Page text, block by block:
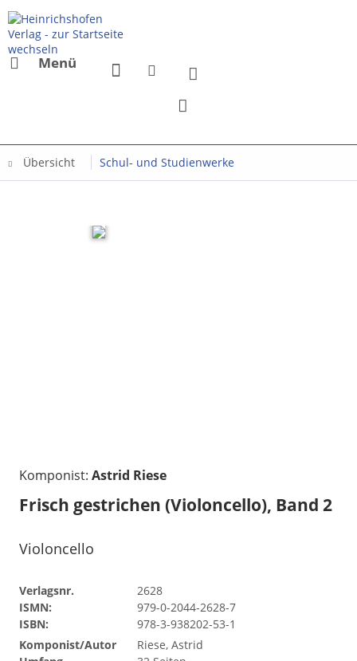
Menü
Übersicht Schul- und Studienwerke
Komponist: Astrid Riese
Frisch gestrichen (Violoncello), Band 2
Violoncello
Verlagsnr.
2628
ISMN:
979-0-2044-2628-7
ISBN:
978-3-938202-53-1
Komponist/Autor
Riese, Astrid